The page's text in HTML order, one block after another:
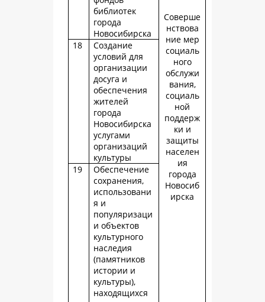
Соверше
нствова
ние мер
социаль
ного
обслужи
вания,
социаль
ной
поддерж
ки и
защиты
населен
ия
города
Новосиб
ирска
библиотек
города
Новосибирска
18
Создание
условий для
организации
досуга и
обеспечения
жителей
города
Новосибирска
услугами
организаций
культуры
19
Обеспечение
сохранения,
использовани
я и
популяризаци
и объектов
культурного
наследия
(памятников
истории и
культуры),
находящихся